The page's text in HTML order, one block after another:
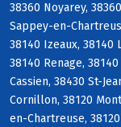
38360 Noyarey,
Sappey-en-
38140 Izeaux, 38140
38140 Renage,
Cassien, 38430 St-
Cornillon, 38120
en-Chartreuse,